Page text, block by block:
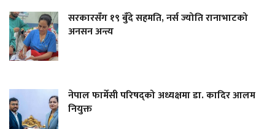
सरकारसँग १९ बुँदे सहमति, नर्स ज्योति रानाभाटको
अनसन अन्त्य
नेपाल फार्मेसी परिषद्को अध्यक्षमा डा. कादिर आलम
नियुक्त